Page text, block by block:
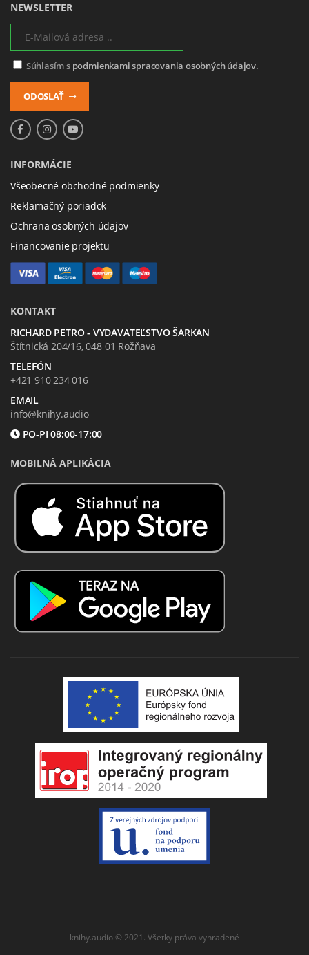
NEWSLETTER
Súhlasím s podmienkami spracovania osobných údajov.
ODOSLAŤ
INFORMÁCIE
Všeobecné obchodné podmienky
Reklamačný poriadok
Ochrana osobných údajov
Financovanie projektu
KONTAKT
RICHARD PETRO - VYDAVATEĽSTVO ŠARKAN
Štítnická 204/16, 048 01 Rožňava
TELEFÓN
+421 910 234 016
EMAIL
info@knihy.audio
PO-PI 08:00-17:00
MOBILNÁ APLIKÁCIA
knihy.audio © 2021. Všetky práva vyhradené